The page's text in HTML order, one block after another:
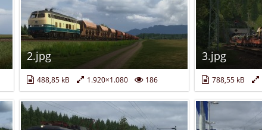
2.jpg
488,85 kB 1.920×1.080 186
3.jpg
788,55 kB